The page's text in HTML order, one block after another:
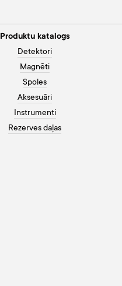
Produktu katalogs
Detektori
Magnēti
Spoles
Aksesuāri
Instrumenti
Rezerves daļas